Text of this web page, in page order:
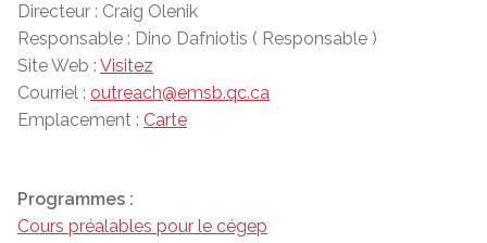
Directeur : Craig Olenik
Responsable : Dino Dafniotis ( Responsable )
Site Web : Visitez
Courriel : outreach@emsb.qc.ca
Emplacement : Carte
Programmes :
Cours préalables pour le cégep